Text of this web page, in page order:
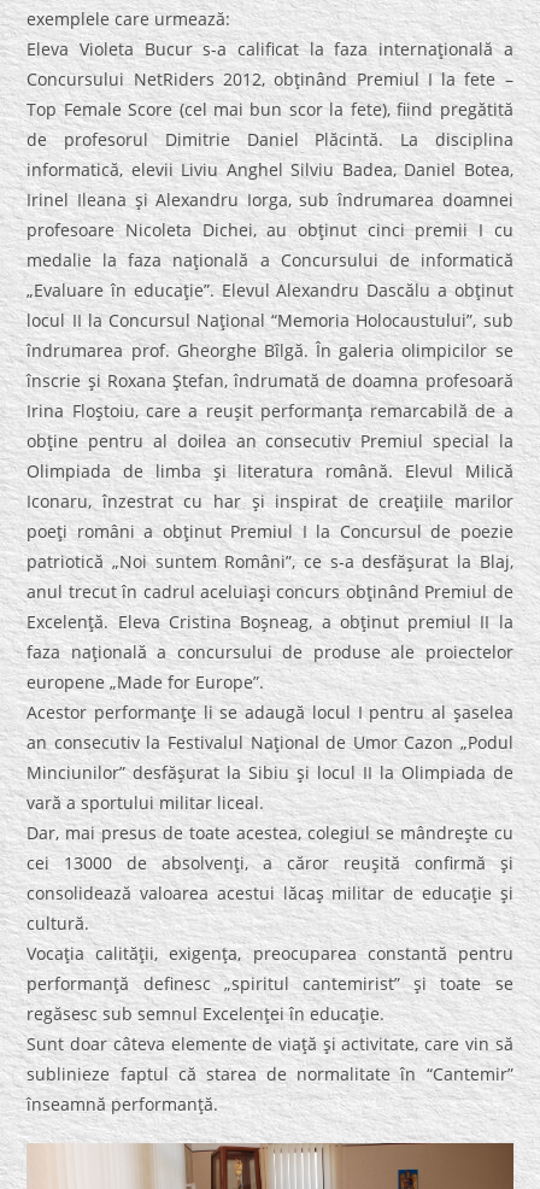
exemplele care urmează:
Eleva Violeta Bucur s-a calificat la faza internaţională a
Concursului NetRiders 2012, obţinând Premiul I la fete –
Top Female Score (cel mai bun scor la fete), fiind pregătită
de profesorul Dimitrie Daniel Plăcintă. La disciplina
informatică, elevii Liviu Anghel Silviu Badea, Daniel Botea,
Irinel Ileana şi Alexandru Iorga, sub îndrumarea doamnei
profesoare Nicoleta Dichei, au obţinut cinci premii I cu
medalie la faza naţională a Concursului de informatică
„Evaluare în educaţie”. Elevul Alexandru Dascălu a obţinut
locul II la Concursul Naţional “Memoria Holocaustului”, sub
îndrumarea prof. Gheorghe Bîlgă. În galeria olimpicilor se
înscrie şi Roxana Ştefan, îndrumată de doamna profesoară
Irina Floştoiu, care a reuşit performanţa remarcabilă de a
obţine pentru al doilea an consecutiv Premiul special la
Olimpiada de limba şi literatura română. Elevul Milică
Iconaru, înzestrat cu har şi inspirat de creaţiile marilor
poeţi români a obţinut Premiul I la Concursul de poezie
patriotică „Noi suntem Români”, ce s-a desfăşurat la Blaj,
anul trecut în cadrul aceluiaşi concurs obţinând Premiul de
Excelenţă. Eleva Cristina Boşneag, a obţinut premiul II la
faza naţională a concursului de produse ale proiectelor
europene „Made for Europe”.
Acestor performanţe li se adaugă locul I pentru al şaselea
an consecutiv la Festivalul Naţional de Umor Cazon „Podul
Minciunilor” desfăşurat la Sibiu şi locul II la Olimpiada de
vară a sportului militar liceal.
Dar, mai presus de toate acestea, colegiul se mândreşte cu
cei 13000 de absolvenţi, a căror reuşită confirmă şi
consolidează valoarea acestui lăcaş militar de educaţie şi
cultură.
Vocaţia calităţii, exigenţa, preocuparea constantă pentru
performanţă definesc „spiritul cantemirist” şi toate se
regăsesc sub semnul Excelenţei în educaţie.
Sunt doar câteva elemente de viaţă şi activitate, care vin să
sublinieze faptul că starea de normalitate în “Cantemir”
înseamnă performanţă.